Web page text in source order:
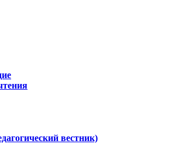
вестник)